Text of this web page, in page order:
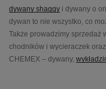
dywany shaggy i dywany o
dywan to nie wszystko, co
Także prowadzimy sprzedaż
chodników i wycieraczek
CHEMEX – dywany,